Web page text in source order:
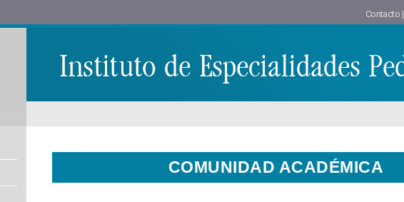
Contacto |
COMUNIDAD ACADÉMICA